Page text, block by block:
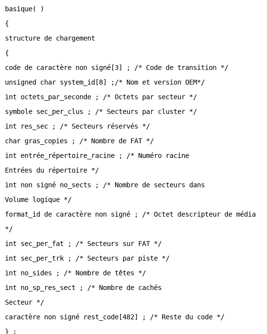
basique( )
{
structure de chargement
{
code de caractère non signé[3] ; /* Code de transition */
unsigned char system_id[8] ;/* Nom et version OEM*/
int octets_par_seconde ; /* Octets par secteur */
symbole sec_per_clus ; /* Secteurs par cluster */
int res_sec ; /* Secteurs réservés */
char gras_copies ; /* Nombre de FAT */
int entrée_répertoire_racine ; /* Numéro racine
Entrées du répertoire */
int non signé no_sects ; /* Nombre de secteurs dans
Volume logique */
format_id de caractère non signé ; /* Octet descripteur de média
*/
int sec_per_fat ; /* Secteurs sur FAT */
int sec_per_trk ; /* Secteurs par piste */
int no_sides ; /* Nombre de têtes */
int no_sp_res_sect ; /* Nombre de cachés
Secteur */
caractère non signé rest_code[482] ; /* Reste du code */
} ;